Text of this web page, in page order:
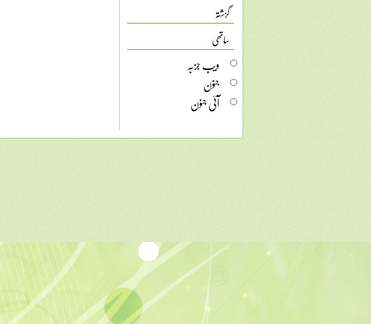
گزشتہ
ساتھی
ویب جزبہ
جنون
آئی جنون